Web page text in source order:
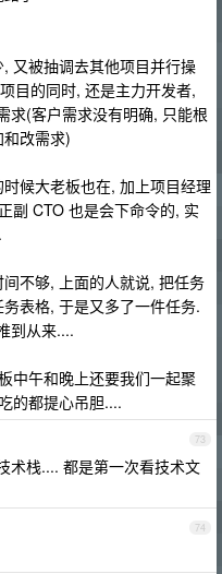
又被抽调去其他项目并行操
目的同时, 还是主力开发者,
求(客户需求没有明确, 只能根
改需求)
候大老板也在, 加上项目经理
副 CTO 也是会下命令的, 实
不够, 上面的人就说, 把任务
表格, 于是又多了一件任务.
到从来....
中午和晚上还要我们一起聚
的都提心吊胆....
73
术栈.... 都是第一次看技术文
74